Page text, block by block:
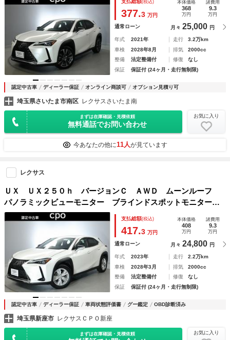
ッドランプ／２２５／５０Ｒ１８アルミホイール
支払総額(税込)
377.3 万円
本体価格
368
万円
諸費用
9.3
万円
通常ローン 月々 25,000 円
年式 2021年 走行
3.2万km
車検
2028年8月 排気
2000cc
整備
法定整備付 修復
なし
保証
保証付 (24ヶ月・走行無制限)
認定中古車 ディーラー保証 オンライン商談可 オプション見積り可
埼玉県さいたま市南区 レクサスさいたま南
まずは在庫確認・見積依頼
無料通話でお問い合わせ
お気に入り
今あなたの他に11人が見ています
レクサス
ＵＸ ＵＸ２５０ｈ バージョンＣ ＡＷＤ ムーンルーフ
パノラミックビューモニター ブラインドスポットモニター
ヘッドアップディスプレイ パワーバックドア ハイブリッ
ド 認定中古車ＣＰＯ
支払総額(税込)
417.3 万円
本体価格
408
万円
諸費用
9.3
万円
通常ローン 月々 24,800 円
年式 2023年 走行
2.2万km
車検
2028年3月 排気
2000cc
整備
法定整備付 修復
なし
保証
保証付 (24ヶ月・走行無制限)
認定中古車 ディーラー保証 車両状態評価書 グー鑑定 OBD診断済み
埼玉県新座市 レクサスＣＰＯ新座
まずは在庫確認・見積依頼 お気に入り